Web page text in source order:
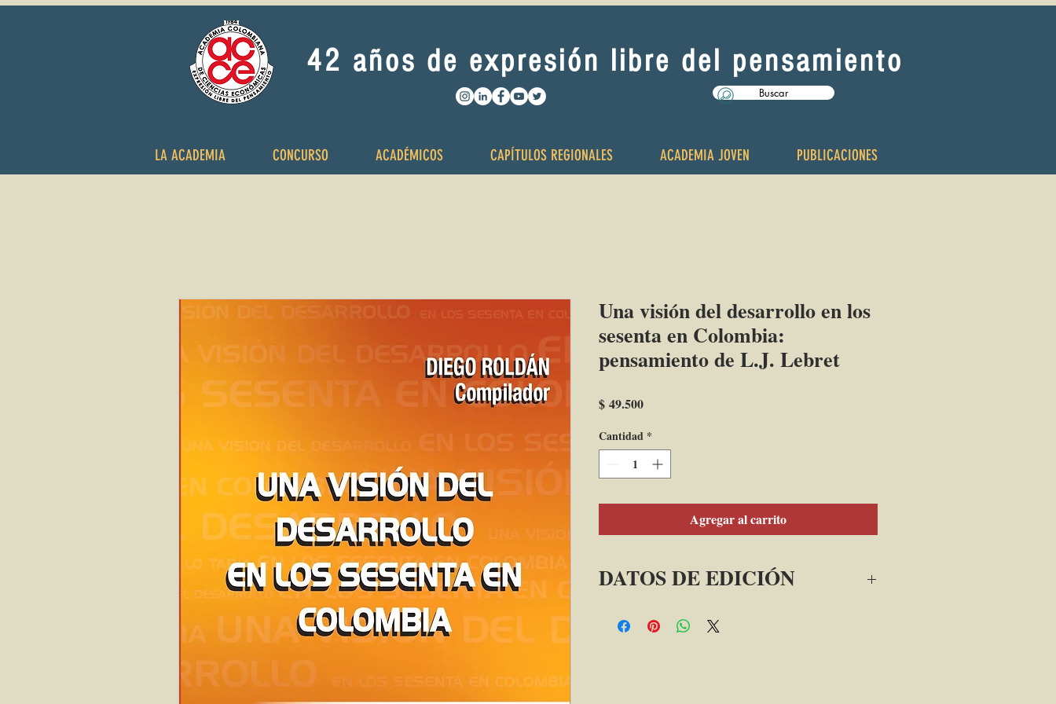
42 años de expresión libre del pensamiento
Buscar
LA ACADEMIA CONCURSO ACADÉMICOS CAPÍTULOS REGIONALES ACADEMIA JOVEN PUBLICACIONES
Una visión del desarrollo en los
sesenta en Colombia:
pensamiento de L.J. Lebret
$ 49.500Precio
Cantidad *
Agregar al carrito
DATOS DE EDICIÓN
pensamiento de L. J. Lebret y la  misión de economía y